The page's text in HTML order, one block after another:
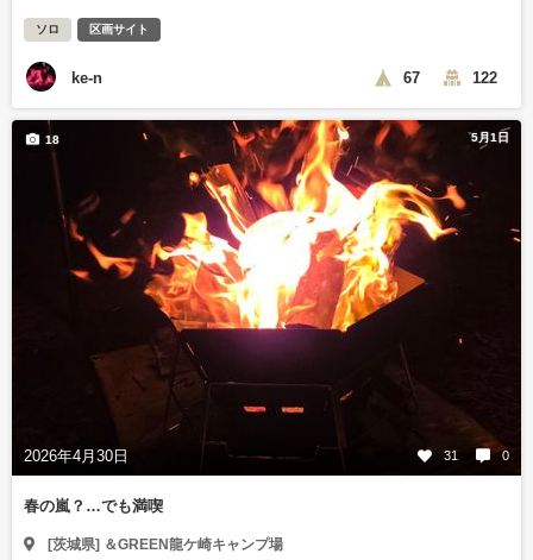
ソロ 区画サイト
ke-n 67 122
5月1日
2026年4月30日 31 0
18
春の嵐？…でも満喫
[茨城県] ＆GREEN龍ケ崎キャンプ場